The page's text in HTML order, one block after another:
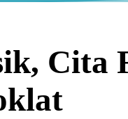
Cita